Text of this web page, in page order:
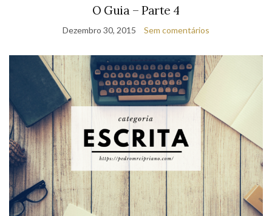
O Guia – Parte 4
Dezembro 30, 2015 Sem comentários